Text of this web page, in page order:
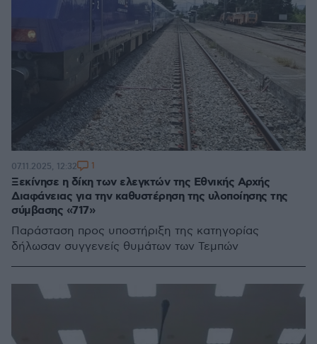
Ξεκίνησε η δίκη των ελεγκτών της Εθνικής Αρχής
Διαφάνειας για την καθυστέρηση της υλοποίησης της
σύμβασης «717»
Παράσταση προς υποστήριξη της κατηγορίας
δήλωσαν συγγενείς θυμάτων των Τεμπών
07.11.2025, 12:32 1